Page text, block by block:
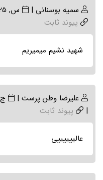
سمیه بوسنانی | س, 1403/10/25 - 19:58
پیوند ثابت
شهید نشیم میمیریم
علیرضا وطن پرست | ج, 1403/
|
پیوند ثابت
عالییییییی